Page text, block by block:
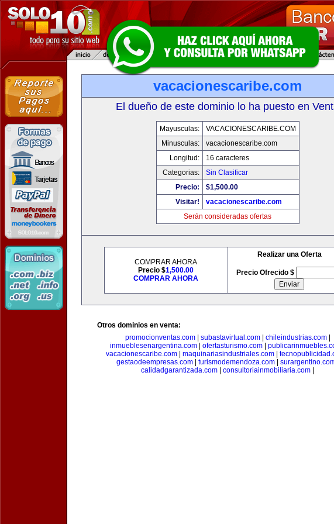
vacacionescaribe.com
El dueño de este dominio lo ha puesto en
Mayusculas:
VACACIONESCARIBE.COM
Minusculas:
vacacionescaribe.com
Longitud:
16 caracteres
Categorias:
Sin Clasificar
Precio:
$1,500.00
Visitar!
vacacionescaribe.com
Serán consideradas ofertas
COMPRAR AHORA
Precio $1,500.00
COMPRAR AHORA
Realizar una Oferta
Precio Ofrecido $
Otros dominios en venta:
promocionventas.com| subastavirtual.com| chileindustrias.com|
inmueblesenargentina.com| ofertasturismo.com|
vacacionescaribe.com
maquinariasindustriales.com
gestaodeempresas.com| turismodemendoza.com|
calidadgarantizada.com
consultoriainmobiliaria.com